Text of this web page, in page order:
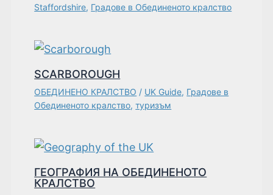
Staffordshire, Градове в Обединеното кралство
SCARBOROUGH
ОБЕДИНЕНО КРАЛСТВО / UK Guide, Градове в
Обединеното кралство,туризъм
ГЕОГРАФИЯ НА ОБЕДИНЕНОТО
КРАЛСТВО